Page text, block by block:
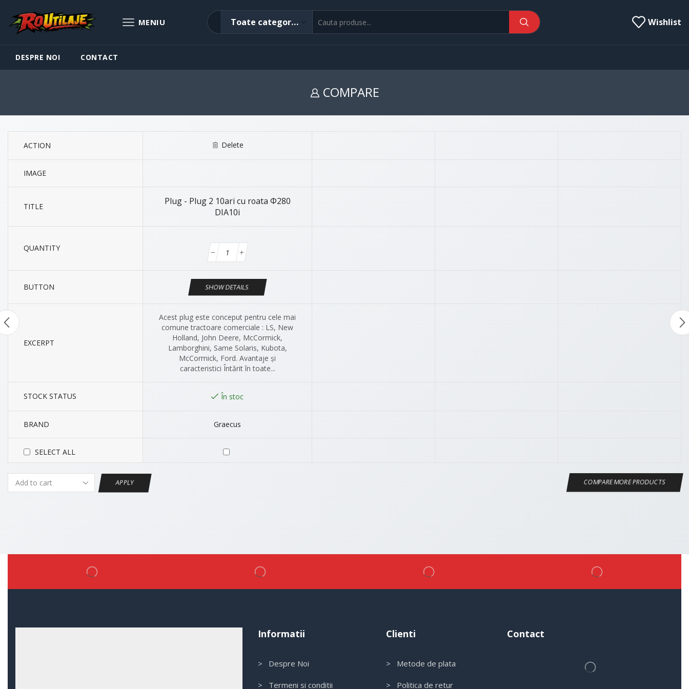
Wishlist
DESPRE NOI CONTACT
COMPARE
ACTION Delete
IMAGE
TITLE
Plug - Plug 2 10ari cu roata Φ280
DIA10i
QUANTITY
BUTTON SHOW DETAILS
EXCERPT
Acest plug este conceput pentru cele mai
comune tractoare comerciale : LS, New
Holland, John Deere, McCormick,
Lamborghini, Same Solaris, Kubota,
McCormick, Ford. Avantaje și
caracteristici Întărit în toate...
STOCK STATUS În stoc
BRAND Graecus
SELECT ALL
APPLY COMPARE MORE PRODUCTS
Informatii
> Despre Noi
> Termeni si conditii
Clienti
> Metode de plata
> Politica de retur
Contact